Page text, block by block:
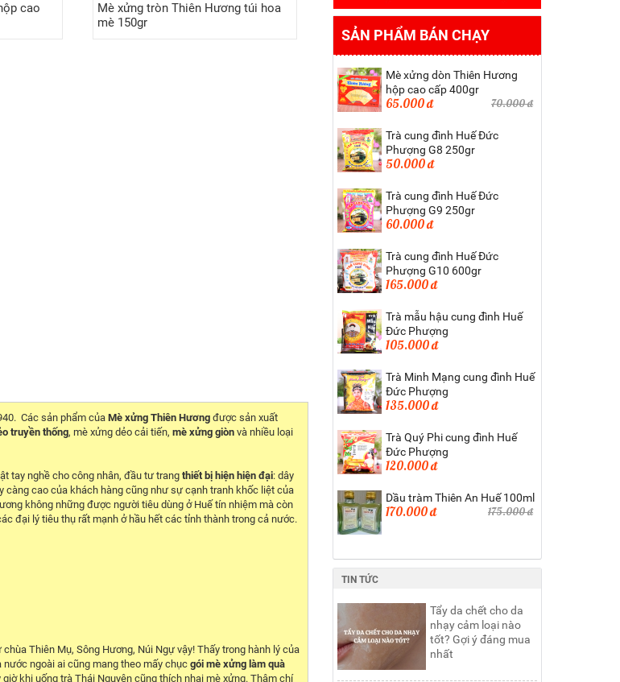
cao
Mè xửng tròn Thiên Hương túi hoa
mè 150gr
Các sản phẩm củaMè xửng Thiên Hương được sản xuất
truyền thống, mè xửng dẻo cải tiến, mè xửng giòn và nhiều loại
tay nghề cho công nhân, đầu tư trang thiết bị hiện hiện đại: dây
cao của khách hàng cũng như sự cạnh tranh khốc liệt của
không những được người tiêu dùng ở Huế tín nhiệm mà còn
đại lý tiêu thụ rất mạnh ở hầu hết các tỉnh thành trong cả nước.
chùa Thiên Mụ, Sông Hương, Núi Ngự vậy! Thấy trong hành lý của
nước ngoài ai cũng mang theo mấy chục gói mè xửng làm quà
khi uống trà Thái Nguyên cũng thích nhai mè xửng. Thậm chí
SẢN PHẨM BÁN CHẠY
Mè xửng dòn Thiên Hương
hộp cao cấp 400gr
65.000 đ 70.000 đ
Trà cung đình Huế Đức
Phượng G8 250gr
50.000 đ
Trà cung đình Huế Đức
Phượng G9 250gr
60.000 đ
Trà cung đình Huế Đức
Phượng G10 600gr
165.000 đ
Trà mẫu hậu cung đình Huế
Đức Phượng
105.000 đ
Trà Minh Mạng cung đình Huế
Đức Phượng
135.000 đ
Trà Quý Phi cung đình Huế
Đức Phượng
120.000 đ
Dầu tràm Thiên An Huế 100ml
170.000 đ 175.000 đ
TIN TỨC
Tẩy da chết cho da
nhạy cảm loại nào
tốt? Gợi ý đáng mua
nhất